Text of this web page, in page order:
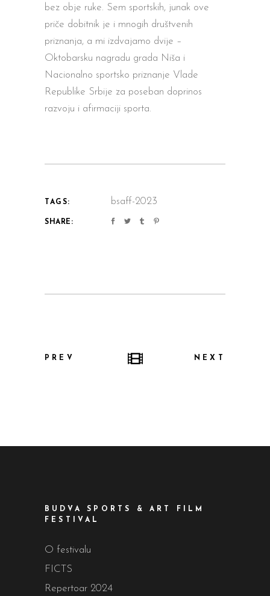
bez obje ruke. Sem sportskih, junak ove
priče dobitnik je i mnogih društvenih
priznanja, a mi izdvajamo dvije –
Oktobarsku nagradu grada Niša i
Nacionalno sportsko priznanje Vlade
Republike Srbije za poseban doprinos
razvoju i afirmaciji sporta.
TAGS: bsaff-2023
SHARE:
PREV NEXT
BUDVA SPORTS & ART FILM
FESTIVAL
O festivalu
FICTS
Repertoar 2024